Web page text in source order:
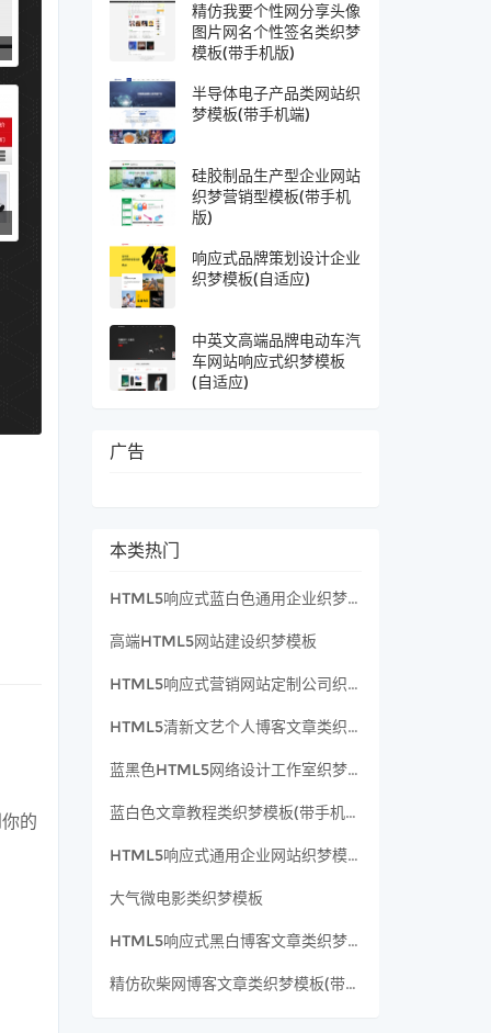
的
精仿我要个性网分享头像
图片网名个性签名类织梦
模板(带手机版)
半导体电子产品类网站织
梦模板(带手机端)
硅胶制品生产型企业网站
织梦营销型模板(带手机
版)
响应式品牌策划设计企业
织梦模板(自适应)
中英文高端品牌电动车汽
车网站响应式织梦模板
(自适应)
广告
本类热门
HTML5响应式蓝白色通用企业织梦模板(支持移动端)
高端HTML5网站建设织梦模板
HTML5响应式营销网站定制公司织梦模板（支持移动设备）
HTML5清新文艺个人博客文章类织梦模板(支持移动设备)
蓝黑色HTML5网络设计工作室织梦模板（带手机版）
蓝白色文章教程类织梦模板(带手机版)
HTML5响应式通用企业网站织梦模板(支持移动端)
大气微电影类织梦模板
HTML5响应式黑白博客文章类织梦模板
精仿砍柴网博客文章类织梦模板(带wap)